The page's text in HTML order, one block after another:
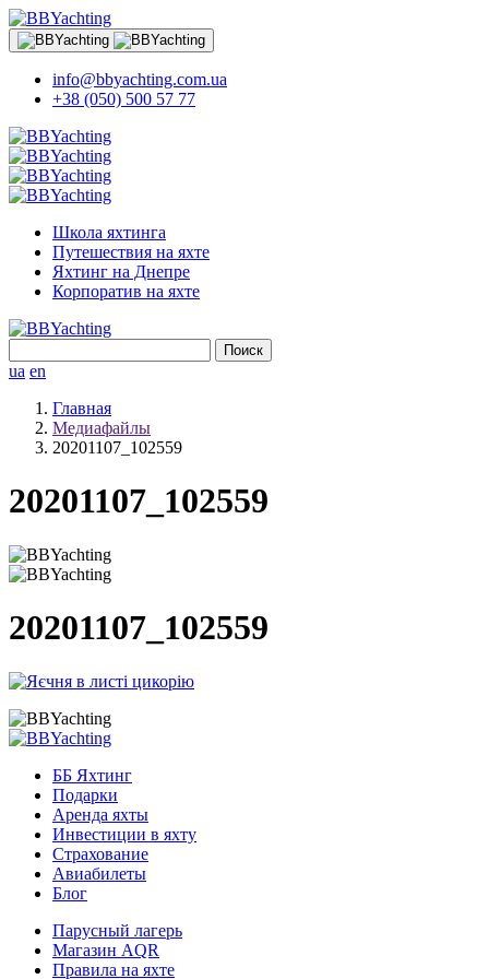
info@bbyachting.com.ua
+38 (050) 500 57 77
Школа яхтинга
Путешествия на яхте
Яхтинг на Днепре
Корпоратив на яхте
ua en
Главная
Медиафайлы
20201107_102559
20201107_102559
20201107_102559
ББ Яхтинг
Подарки
Аренда яхты
Инвестиции в яхту
Страхование
Авиабилеты
Блог
Парусный лагерь
Магазин AQR
Правила на яхте